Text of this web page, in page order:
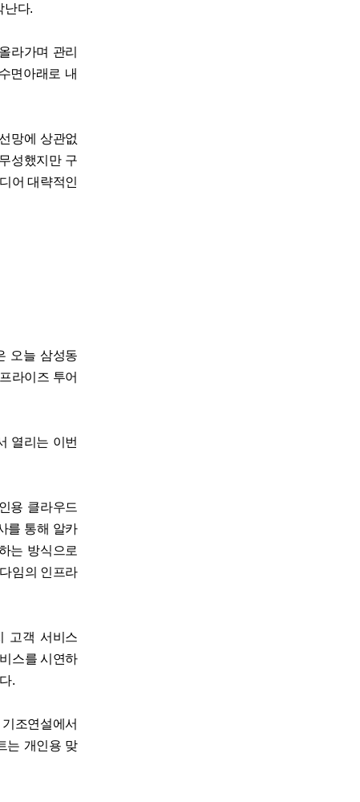
난다.
라가며 관리
면아래로 내
망에 상관없
성했지만 구
어 대략적인
오늘 삼성동
라이즈 투어
열리는 이번
용 클라우드
를 통해 알카
는 방식으로
임의 인프라
고객 서비스
스를 시연하
.
조연설에서
는 개인용 맞